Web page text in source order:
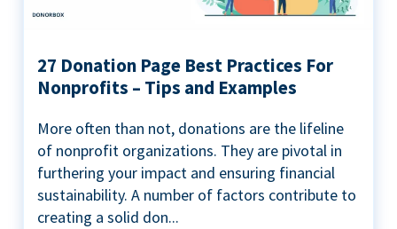
27 Donation Page Best Practices For
Nonprofits – Tips and Examples
More often than not, donations are the lifeline
of nonprofit organizations. They are pivotal in
furthering your impact and ensuring financial
sustainability. A number of factors contribute to
creating a solid don...